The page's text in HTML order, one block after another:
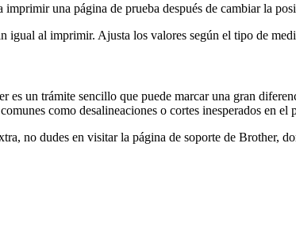
imprimir una página de prueba después de cambiar la
igual al imprimir. Ajusta los valores según el tipo de
un trámite sencillo que puede marcar una gran
como desalineaciones o cortes inesperados en el
no dudes en visitar la página de soporte de Brother,